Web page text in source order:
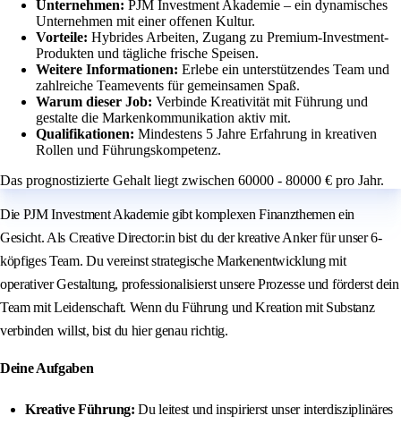
Unternehmen: PJM Investment Akademie – ein dynamisches
Unternehmen mit einer offenen Kultur.
Vorteile: Hybrides Arbeiten, Zugang zu Premium-Investment-
Produkten und tägliche frische Speisen.
Weitere Informationen: Erlebe ein unterstützendes Team und
zahlreiche Teamevents für gemeinsamen Spaß.
Warum dieser Job: Verbinde Kreativität mit Führung und
gestalte die Markenkommunikation aktiv mit.
Qualifikationen: Mindestens 5 Jahre Erfahrung in kreativen
Rollen und Führungskompetenz.
Das prognostizierte Gehalt liegt zwischen 60000 - 80000 € pro Jahr.
Die PJM Investment Akademie gibt komplexen Finanzthemen ein
Gesicht. Als Creative Director:in bist du der kreative Anker für unser 6-
köpfiges Team. Du vereinst strategische Markenentwicklung mit
operativer Gestaltung, professionalisierst unsere Prozesse und förderst dein
Team mit Leidenschaft. Wenn du Führung und Kreation mit Substanz
verbinden willst, bist du hier genau richtig.
Deine Aufgaben
Kreative Führung: Du leitest und inspirierst unser interdisziplinäres